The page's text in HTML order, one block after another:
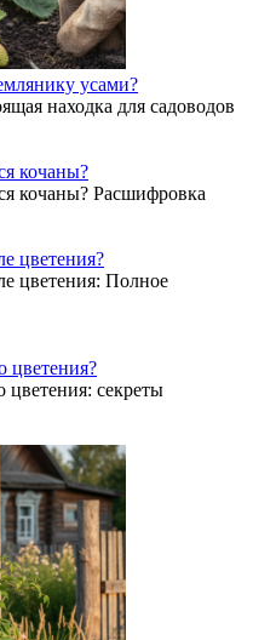
усами?
находка для садоводов
кочаны?
кочаны? Расшифровка
цветения?
цветения: Полное
цветения?
цветения: секреты